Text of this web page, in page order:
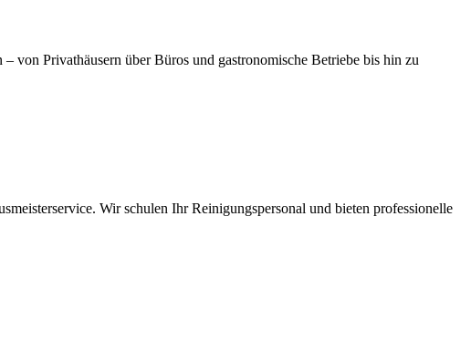
von Privathäusern über Büros und gastronomische Betriebe bis hin zu
Wir schulen Ihr Reinigungspersonal und bieten professionelle